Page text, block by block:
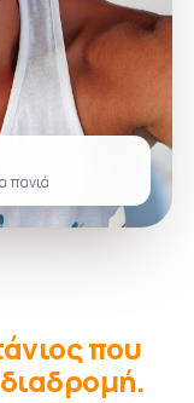
πανιά
που